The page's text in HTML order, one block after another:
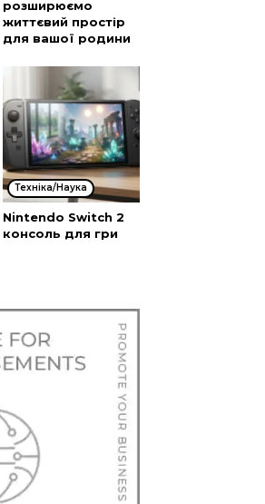
розширюємо
життєвий простір
для вашої родини
Техніка/Наука
Nintendo Switch 2
консоль для гри